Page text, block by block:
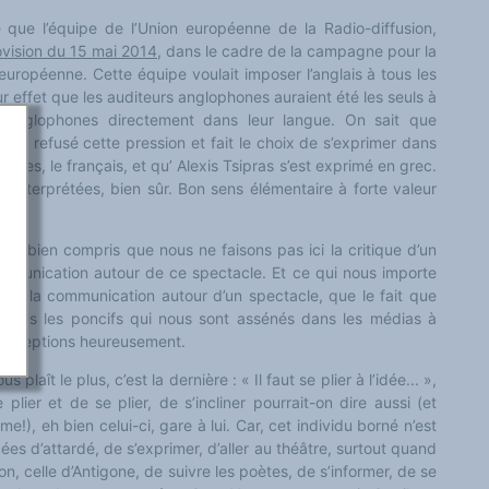
l’équipe de l’Union européenne de la Radio-diffusion,
du 15 mai 2014 , dans le cadre de la campagne pour la
Cette équipe voulait imposer l’anglais à tous les
effet que les auditeurs anglophones auraient été les seuls à
anglophones directement dans leur langue. On sait que
a refusé cette pression et fait le choix de s’exprimer dans
le français, et qu’ Alexis Tsipras s’est exprimé en grec.
interprétées, bien sûr. Bon sens élémentaire à forte valeur
bien compris que nous ne faisons pas ici la critique d’un
autour de ce spectacle. Et ce qui nous importe
de la communication autour d’un spectacle, que le fait que
tous les poncifs qui nous sont assénés dans les médias à
heureusement.
plaît le plus, c’est la dernière : « Il faut se plier à l’idée... »,
et de se plier, de s’incliner pourrait-on dire aussi (et
eh bien celui-ci, gare à lui. Car, cet individu borné n’est
d’attardé, de s’exprimer, d’aller au théâtre, surtout quand
celle d’Antigone, de suivre les poètes, de s’informer, de se